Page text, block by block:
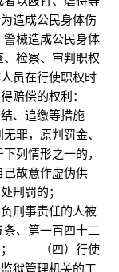
造成公民身体伤
械造成公民身体
检察、审判职权
员在行使职权时
赔偿的权利：
、追缴等措施
，原判罚金、
情形之一的，
故意作虚伪供
处刑罚的；
刑事责任的人被
、第一百四十二
的； （四）行使
狱管理机关的工